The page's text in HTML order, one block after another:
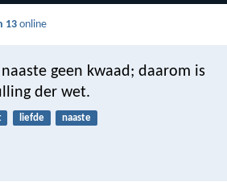
13online
geen kwaad; daarom is
der wet.
liefde naaste